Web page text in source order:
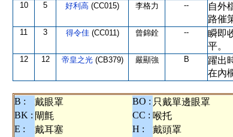
10 5 好利高 (CC015) 李格力 --
自外
路催
11 3 得令佳 (CC011) 曾錦銓 --
瞬即
平。
12 12 帝皇之光 (CB379) 嚴顯強 B
躍出
在內
B : 戴眼罩 BO : 只戴單邊眼罩
BK : 閘氈 CC : 喉托
E :
戴耳塞 H : 戴頭罩